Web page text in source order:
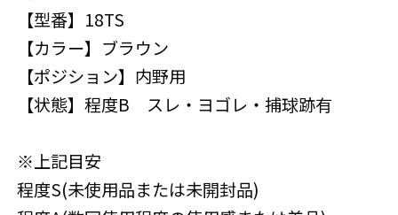
【型番】18TS
【カラー】ブラウン
【ポジション】内野用
【状態】程度B スレ・ヨゴレ・捕球跡有
※上記目安
程度S(未使用品または未開封品)